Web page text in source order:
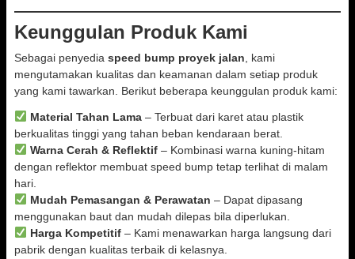
Keunggulan Produk Kami
Sebagai penyedia speed bump proyek jalan , kami
mengutamakan kualitas dan keamanan dalam setiap produk
yang kami tawarkan. Berikut beberapa keunggulan produk kami:
Material Tahan Lama– Terbuat dari karet atau plastik
berkualitas tinggi yang tahan beban kendaraan berat.
Warna Cerah & Reflektif– Kombinasi warna kuning-hitam
dengan reflektor membuat speed bump tetap terlihat di malam
hari.
Mudah Pemasangan & Perawatan – Dapat dipasang
menggunakan baut dan mudah dilepas bila diperlukan.
Harga Kompetitif– Kami menawarkan harga langsung dari
pabrik dengan kualitas terbaik di kelasnya.